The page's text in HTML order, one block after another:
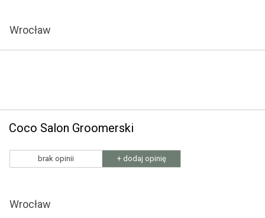
Wrocław
Coco Salon Groomerski
brak opinii + dodaj opinię
Wrocław